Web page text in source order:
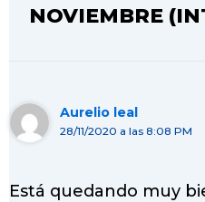
NOVIEMBRE
Aurelio leal
28/11/2020 a las 8:08 PM
Está quedando muy